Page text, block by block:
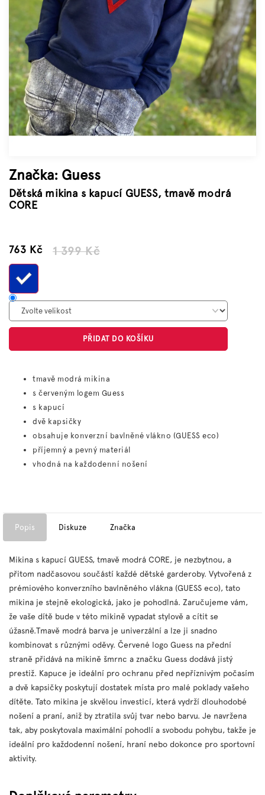
Měna
(CZK)
Přihlášení
Značka: Guess
Dětská mikina s kapucí GUESS, tmavě modrá
CORE
1 399 Kč
763 KčMěrná
PŘIDAT DO KOŠÍKU
tmavě modrá mikina
s červeným logem Guess
s kapucí
dvě kapsičky
obsahuje konverzní bavlněné vlákno (GUESS eco)
příjemný a pevný materiál
vhodná na každodenní nošení
Popis Diskuze Značka
Mikina s kapucí GUESS, tmavě modrá CORE, je nezbytnou, a
přitom nadčasovou součástí každé dětské garderoby. Vytvořená z
prémiového konverzního bavlněného vlákna (GUESS eco), tato
mikina je stejně ekologická, jako je pohodlná. Zaručujeme vám,
že vaše dítě bude v této mikině vypadat stylově a cítit se
úžasně.Tmavě modrá barva je univerzální a lze ji snadno
kombinovat s různými oděvy. Červené logo Guess na přední
straně přidává na mikině šmrnc a značku Guess dodává jistý
prestiž. Kapuce je ideální pro ochranu před nepříznivým počasím
a dvě kapsičky poskytují dostatek místa pro malé poklady vašeho
dítěte. Tato mikina je skvělou investicí, která vydrží dlouhodobé
nošení a praní, aniž by ztratila svůj tvar nebo barvu. Je navržena
tak, aby poskytovala maximální pohodlí a svobodu pohybu, takže je
ideální pro každodenní nošení, hraní nebo dokonce pro sportovní
aktivity.